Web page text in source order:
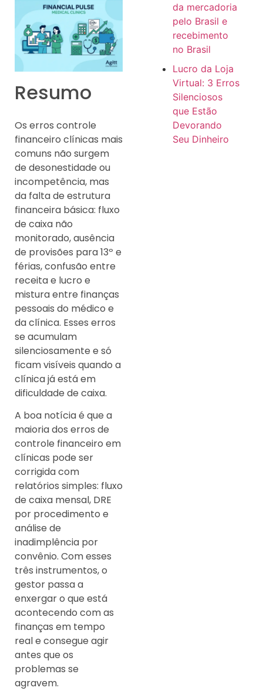
Resumo
Os erros controle
financeiro clínicas mais
comuns não surgem
de desonestidade ou
incompetência, mas
da falta de estrutura
financeira básica: fluxo
de caixa não
monitorado, ausência
de provisões para 13º e
férias, confusão entre
receita e lucro e
mistura entre finanças
pessoais do médico e
da clínica. Esses erros
se acumulam
silenciosamente e só
ficam visíveis quando a
clínica já está em
dificuldade de caixa.
A boa notícia é que a
maioria dos erros de
controle financeiro em
clínicas pode ser
corrigida com
relatórios simples: fluxo
de caixa mensal, DRE
por procedimento e
análise de
inadimplência por
convênio. Com esses
três instrumentos, o
gestor passa a
enxergar o que está
acontecendo com as
finanças em tempo
real e consegue agir
antes que os
problemas se
agravem.
da mercadoria
pelo Brasil e
recebimento
no Brasil
Lucro da Loja
Virtual: 3 Erros
Silenciosos
que Estão
Devorando
Seu Dinheiro